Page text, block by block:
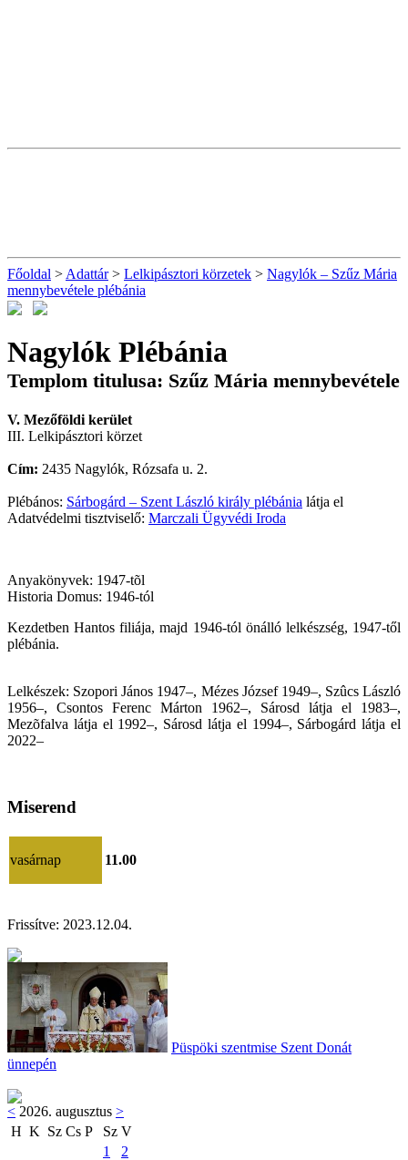
Főoldal > Adattár> Lelkipásztori körzetek > Nagylók – Szűz Mária
mennybevétele plébánia
Nagylók Plébánia
Templom titulusa: Szűz Mária mennybevétele
V. Mezőföldi kerület
III. Lelkipásztori körzet
Cím: 2435 Nagylók, Rózsafa u. 2.
Plébános: Sárbogárd – Szent László király plébánia látja el
Adatvédelmi tisztviselő: Marczali Ügyvédi Iroda
Anyakönyvek: 1947-tõl
Historia Domus: 1946-tól
Kezdetben Hantos filiája, majd 1946-tól önálló lelkészség, 1947-től
plébánia.
Lelkészek: Szopori János 1947–, Mézes József 1949–, Szûcs László
1956–, Csontos Ferenc Márton 1962–, Sárosd látja el 1983–,
Mezõfalva látja el 1992–, Sárosd látja el 1994–, Sárbogárd látja el
2022–
Miserend
vasárnap 11.00
Frissítve: 2023.12.04.
Püspöki szentmise Szent Donát
ünnepén
< 2026. augusztus >
H K Sz Cs P Sz V
1
2